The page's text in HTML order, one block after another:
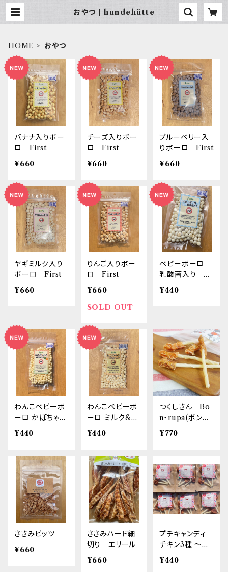
おやつ | hundehütte
HOME おやつ
バナナ入りボー
ロ First
¥660
チーズ入りボー
ロ First
¥660
ブルーベリー入
りボーロ First
¥660
ヤギミルク入り
ボーロ First
¥660
りんご入りボー
ロ First
¥660
SOLD OUT
ベビーボーロ
乳酸菌入り Fi
rst
¥440
わんこベビーボ
ーロ かぼちゃ&
カルシウム入
り First
¥440
わんこベビーボ
ーロ ミルク&カ
ルシウム入り
First
¥440
つくしさん Bo
n・rupa(ボンル
パ) 「京」
¥770
ささみビッツ
¥660
ささみハード細
切り エリール
¥660
プチキャンディ
チキン3種 ～素
材100％仕上げ
～
¥440